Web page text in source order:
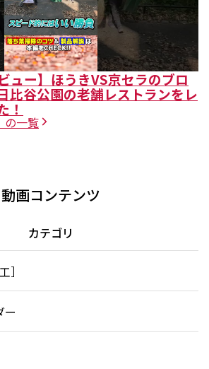
ュー】ほうきVS京セラのブロ
比谷公園の老舗レストランをレ
！
の一覧
動画コンテンツ
カテゴリ
］
ー